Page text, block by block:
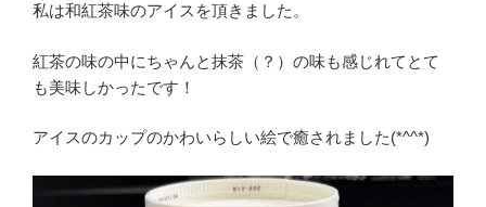
私は和紅茶味のアイスを頂きました。
紅茶の味の中にちゃんと抹茶（？）の味も感じれてとて
も美味しかったです！
アイスのカップのかわいらしい絵で癒されました(*^^*)